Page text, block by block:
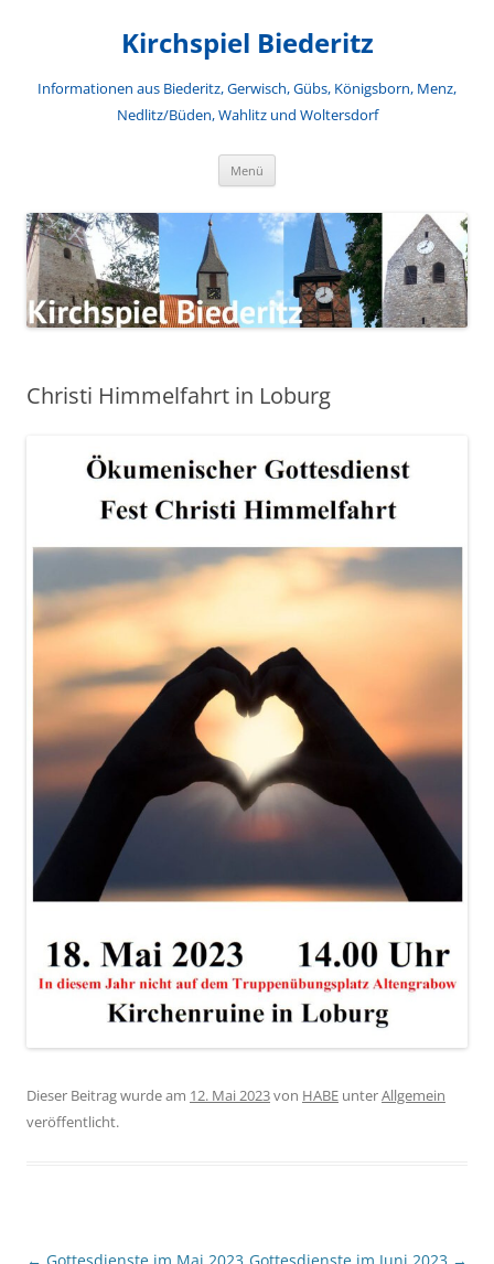
Kirchspiel Biederitz
Informationen aus Biederitz, Gerwisch, Gübs, Königsborn, Menz,
Nedlitz/Büden, Wahlitz und Woltersdorf
Menü
Christi Himmelfahrt in Loburg
Dieser Beitrag wurde am 12. Mai 2023von HABE unterAllgemein
veröffentlicht.